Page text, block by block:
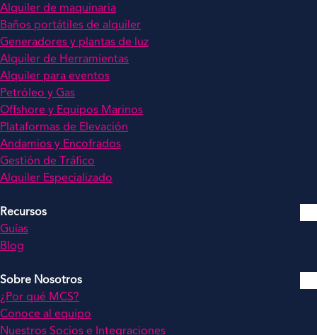
Alquiler de maquinaria
Baños portátiles de alquiler
Generadores y plantas de luz
Alquiler de Herramientas
Alquiler para eventos
Petróleo y Gas
Offshore y Equipos Marinos
Plataformas de Elevación
Andamios y Encofrados
Gestión de Tráfico
Alquiler Especializado
Recursos
Guías
Blog
Sobre Nosotros
¿Por qué MCS?
Conoce al equipo
Nuestros Socios e Integraciones